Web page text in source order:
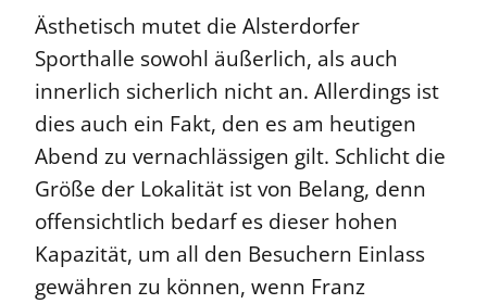
Ästhetisch mutet die Alsterdorfer
Sporthalle sowohl äußerlich, als auch
innerlich sicherlich nicht an. Allerdings ist
dies auch ein Fakt, den es am heutigen
Abend zu vernachlässigen gilt. Schlicht die
Größe der Lokalität ist von Belang, denn
offensichtlich bedarf es dieser hohen
Kapazität, um all den Besuchern Einlass
gewähren zu können, wenn Franz